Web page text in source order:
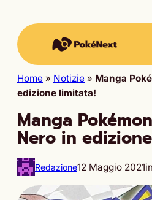
Home » Notizie » Manga
edizione limitata!
Manga
Nero in
Redazione12 Maggio 2021in